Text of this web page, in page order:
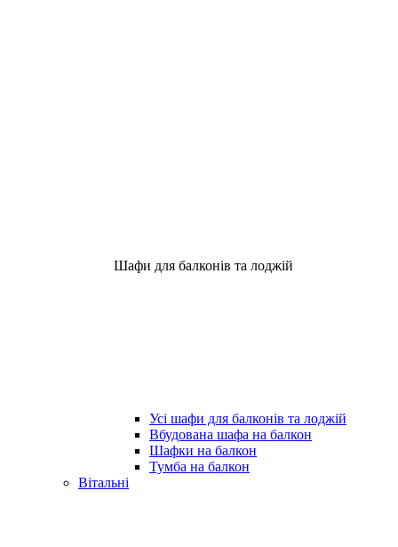
Шафи для балконів та лоджій
Усі шафи для балконів та лоджій
Вбудована шафа на балкон
Шафки на балкон
Тумба на балкон
Вітальні